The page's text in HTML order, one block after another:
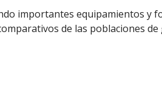
importantes equipamientos y
de las poblaciones